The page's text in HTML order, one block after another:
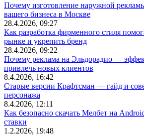
Почему изготовление наружной
вашего бизнеса в Москве
28.4.2026, 09:27
Как разработка фирменного стиля
рынке и укрепить бренд
28.4.2026, 09:22
Почему реклама на Эльдорадио —
привлечь новых клиентов
8.4.2026, 16:42
Старые версии Крафтсман — гайд и
персонажа
8.4.2026, 12:11
Как безопасно скачать Мелбет на
ставки
1.2.2026, 19:48